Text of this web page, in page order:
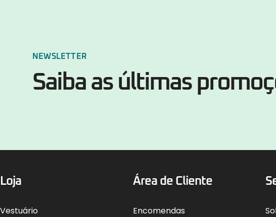
NEWSLETTER
Saiba as últimas
Loja
Vestuário
Área de Cliente
Encomendas